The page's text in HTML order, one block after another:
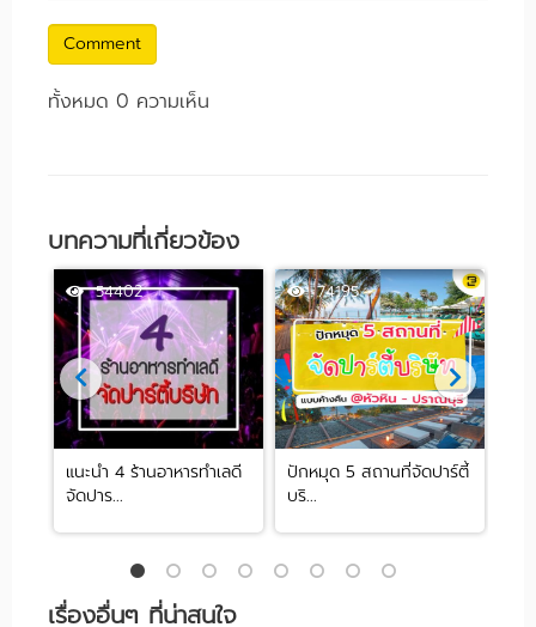
Comment
ทั้งหมด 0 ความเห็น
บทความที่เกี่ยวข้อง
54402
แนะนำ 4 ร้านอาหารทำเลดี
จัดปาร...
74195
ปักหมุด 5 สถานที่จัดปาร์ตี้
บริ...
เรื่องอื่นๆ ที่น่าสนใจ